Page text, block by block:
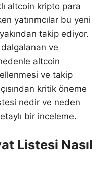
altcoin kripto para
yatırımcılar bu yeni
takip ediyor.
ve
altcoin
ve takip
kritik öneme
nedir ve neden
bir inceleme.
Listesi Nasıl